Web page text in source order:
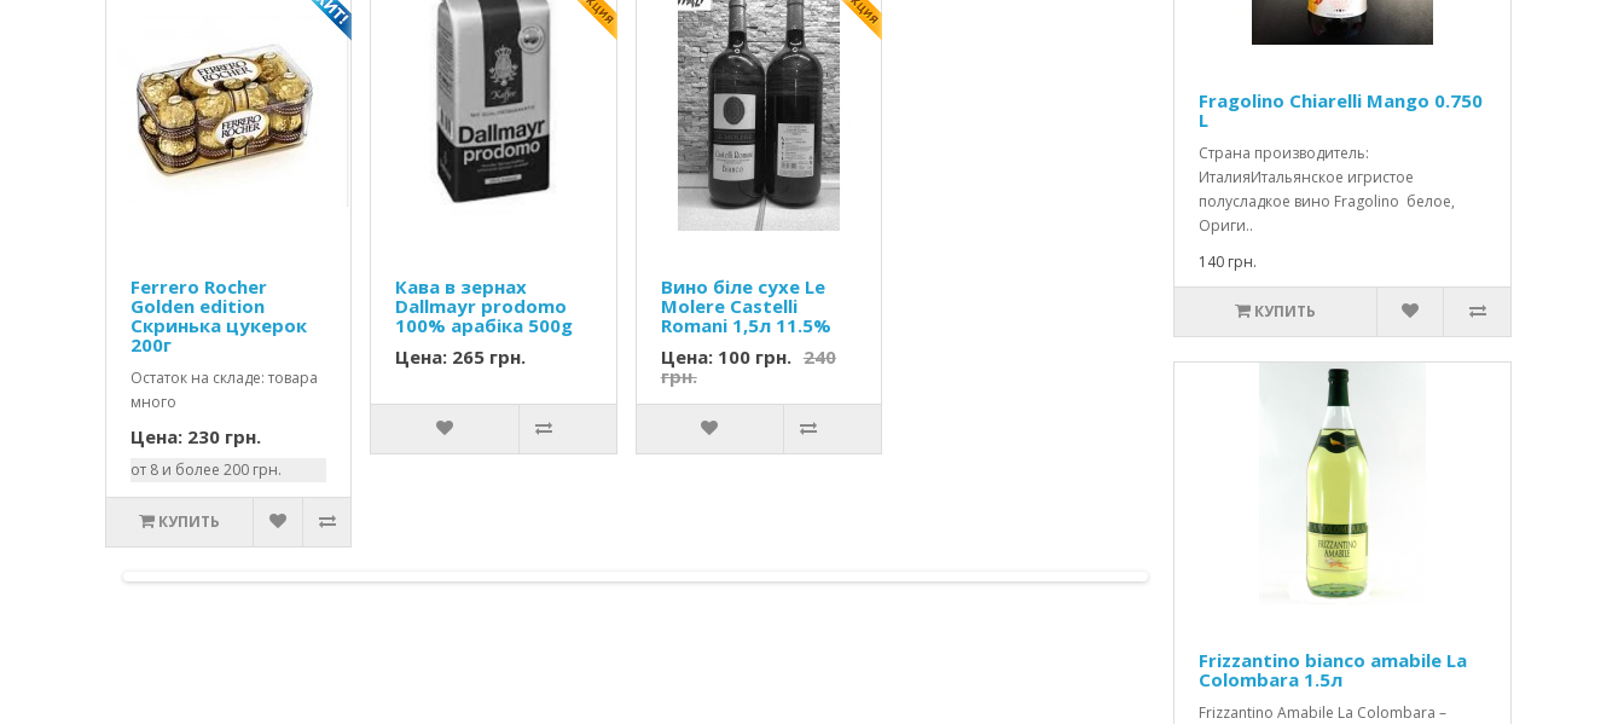
Ferrero Rocher
Golden edition
Скринька цукерок
200г
Остаток на складе: товара
много
Цена: 230 грн.
от 8 и более 200 грн.
КУПИТЬ
Кава в зернах
Dallmayr prodomo
100% арабіка 500g
Цена: 265 грн.
Вино біле сухе Le
Molere Castelli
Romani 1,5л 11.5%
Цена: 100 грн. 240
грн.
Fragolino Chiarelli Mango 0.750
L
Страна производитель:
ИталияИтальянское игристое
полусладкое вино Fragolino белое,
Ориги..
140 грн.
КУПИТЬ
Frizzantino bianco amabile La
Colombara 1.5л
Frizzantino Amabile La Colombara –